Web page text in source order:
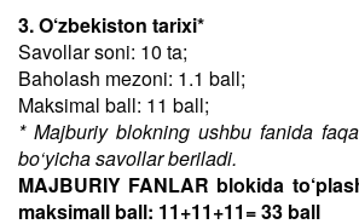
3. O‘zbekiston tarixi*
Savollar soni: 10 ta;
Baholash mezoni: 1.1 ball;
Maksimal ball: 11 ball;
* Majburiy blokning ushbu fanida
bo‘yicha savollar beriladi.
MAJBURIY FANLAR blokida
maksimall ball: 11+11+11= 33 ball